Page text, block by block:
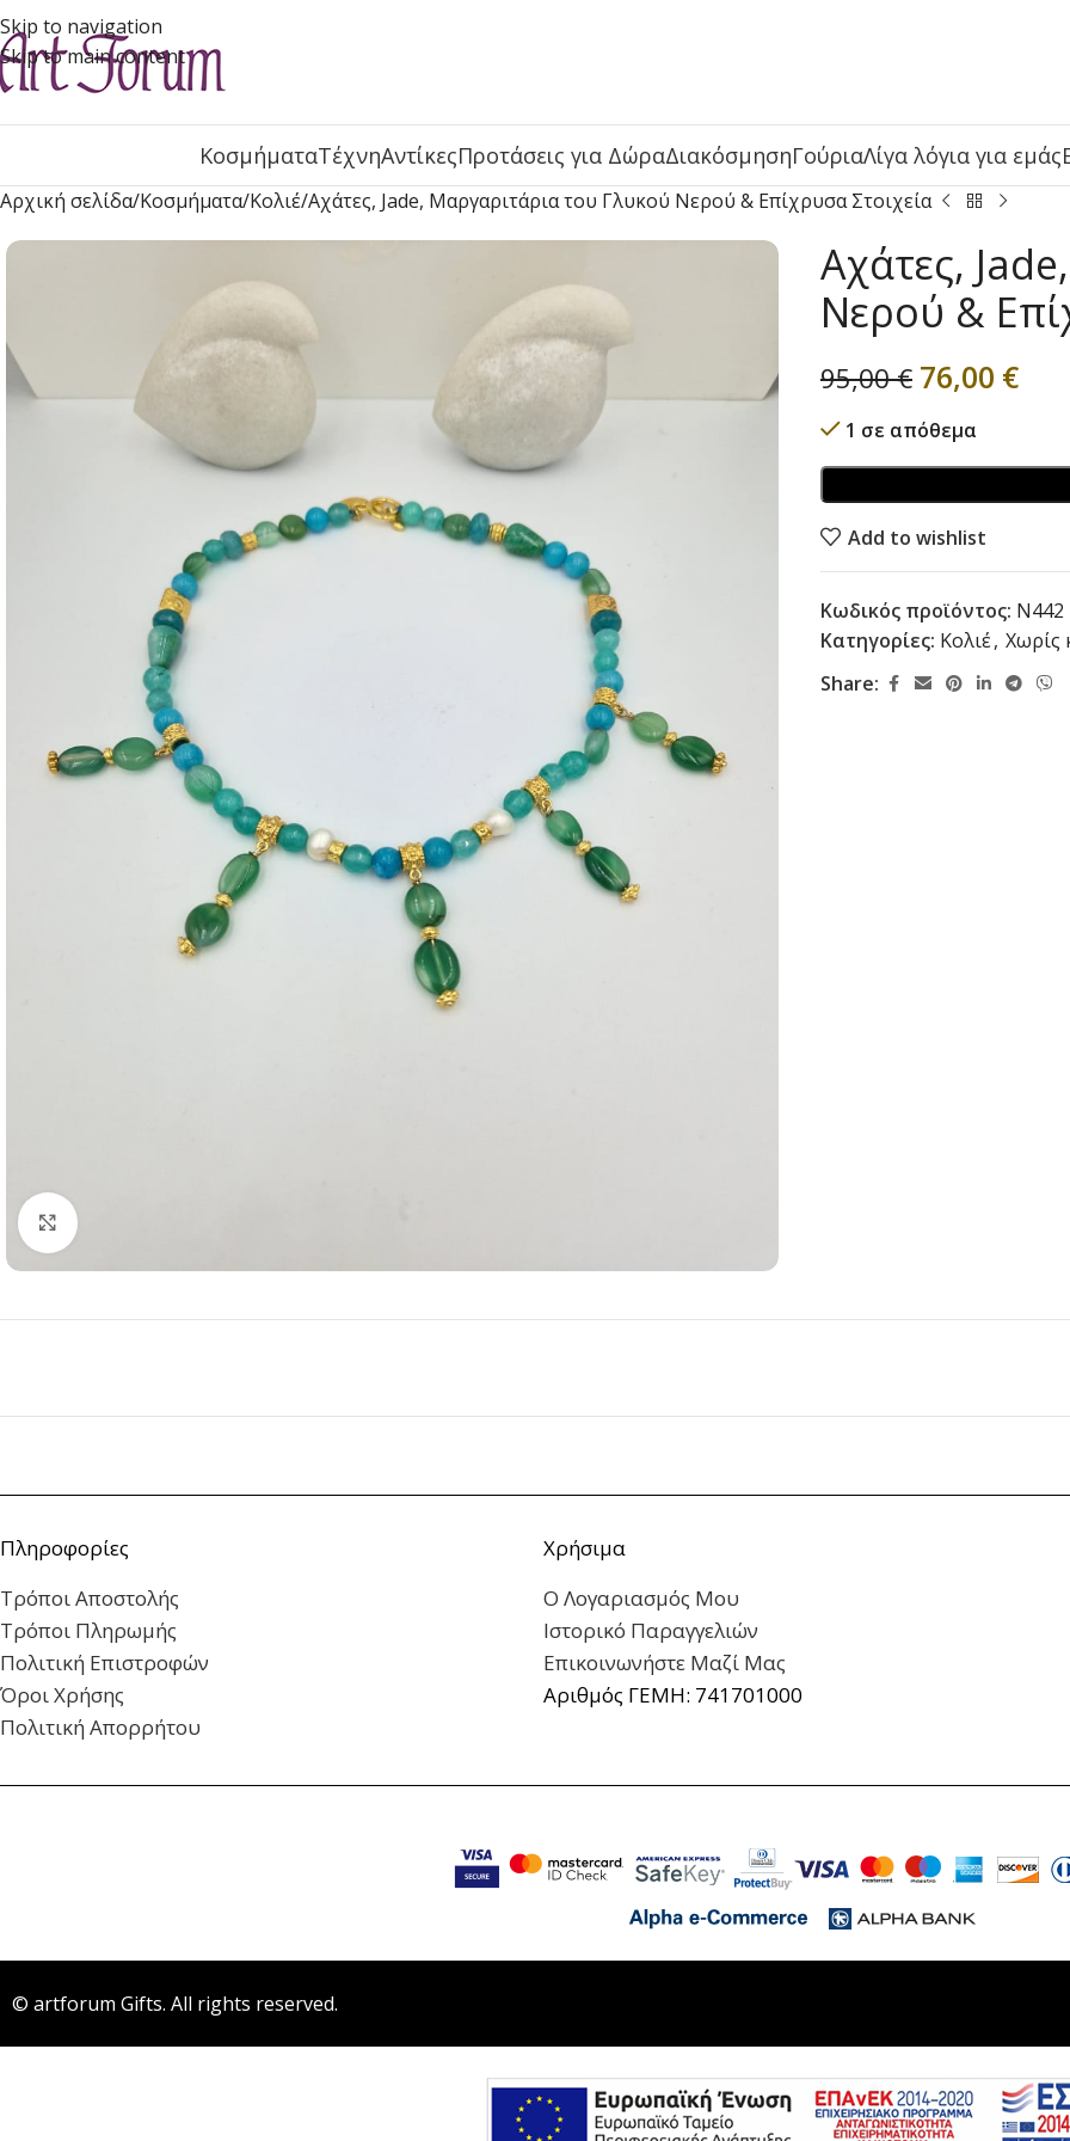
Skip to navigation
Skip to main content
ΚοσμήματαΤέχνηΑντίκεςΠροτάσεις για ΔώραΔιακόσμησηΓούριαΛίγα λόγια για εμάς
Αρχική σελίδα Κοσμήματα Κολιέ Αχάτες, Jade, Μαργαριτάρια του Γλυκού Νερού & Επίχρυσα Στοιχεία
Αχάτες,
Νερού &
95,00€ 76,00 €
1 σε απόθεμα
Add to wishlist
Κωδικός προϊόντος: N442
Κατηγορίες: Κολιέ, Χωρίς
Share:
Πληροφορίες
Τρόποι Αποστολής
Τρόποι Πληρωμής
Πολιτική Επιστροφών
Όροι Χρήσης
Πολιτική Απορρήτου
Χρήσιμα
Ο Λογαριασμός Μου
Ιστορικό Παραγγελιών
Επικοινωνήστε Μαζί Μας
Αριθμός ΓΕΜΗ: 741701000
© artforum Gifts. All rights reserved.